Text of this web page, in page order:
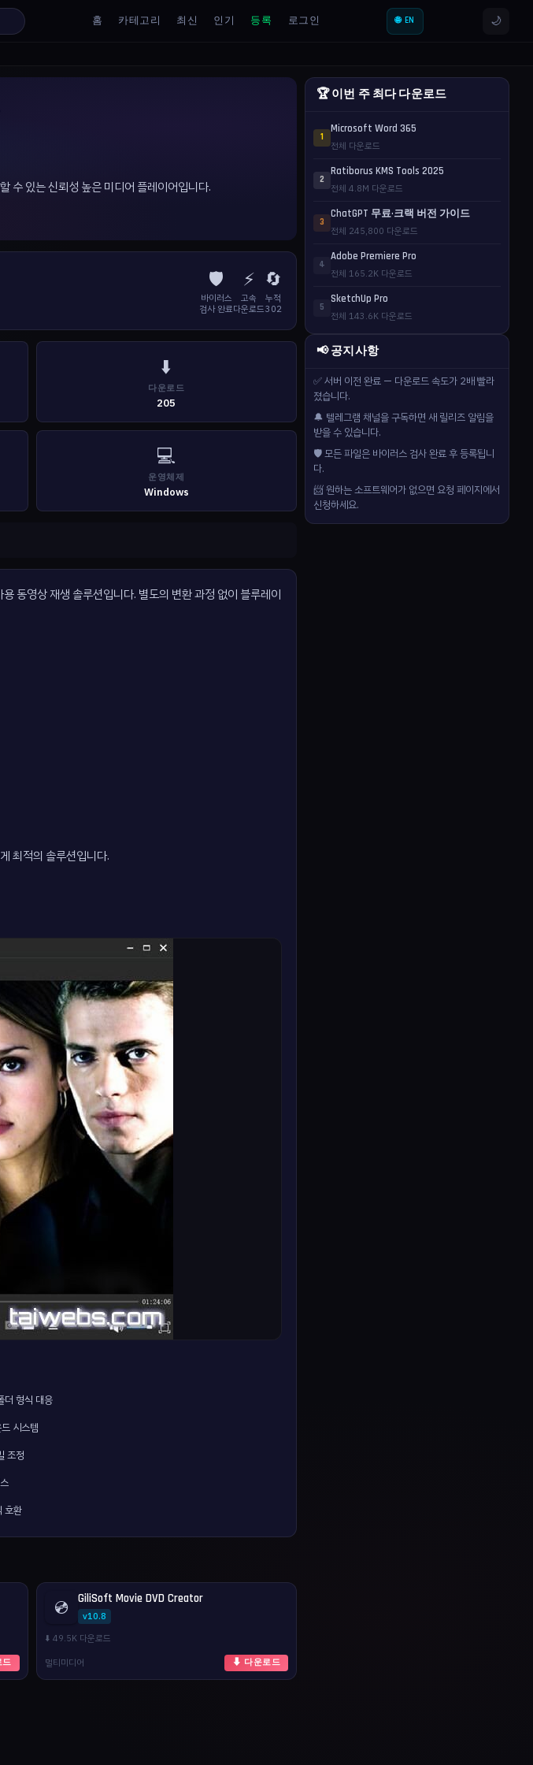
홈 카테고리 최신 인기 등록 로그인 🌐 EN 🌙
있는 신뢰성 높은 미디어 플레이어입니다.
🛡️
바이러스
검사 완료
⚡
고속
다운로드
🔄
누적
302
⬇️
다운로드
205
💻
운영체제
Windows
동영상 재생 솔루션입니다. 별도의 변환 과정 없이 블루레이
최적의 솔루션입니다.
더 형식 대응
시스템
조정
호환
💿 GiliSoft Movie DVD Creator
v10.8
⬇️ 49.5K 다운로드
멀티미디어
⬇ 다운로드
🏆 이번 주 최다 다운로드
1
Microsoft Word 365
전체 다운로드
2
Ratiborus KMS Tools 2025
전체 4.8M 다운로드
3
ChatGPT 무료·크랙 버전 가이드
전체 245,800 다운로드
4
Adobe Premiere Pro
전체 165.2K 다운로드
5
SketchUp Pro
전체 143.6K 다운로드
📢 공지사항
✅ 서버 이전 완료 — 다운로드 속도가 2배 빨라
졌습니다.
🔔 텔레그램 채널을 구독하면 새 릴리즈 알림을
받을 수 있습니다.
🛡️ 모든 파일은 바이러스 검사 완료 후 등록됩니
다.
📨 원하는 소프트웨어가 없으면 요청 페이지에서
신청하세요.